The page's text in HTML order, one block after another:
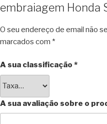
embraiagem Honda
O seu endereço de email não
marcados com *
A sua classificação *
A sua avaliação sobre o